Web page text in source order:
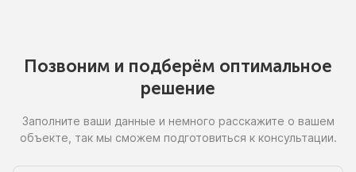
Позвоним и подберём оптимальное
решение
Заполните ваши данные и немного расскажите о вашем
объекте, так мы сможем подготовиться к консультации.